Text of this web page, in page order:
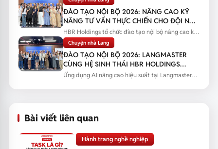
ĐÀO TẠO NỘI BỘ 2026: NÂNG CAO KỸ
NĂNG TƯ VẤN THỰC CHIẾN CHO ĐỘI NGŨ
SALES
HBR Holdings tổ chức đào tạo nội bộ nâng cao kỹ
năng tư vấn thực chiến...
Chuyện nhà Lang
ĐÀO TẠO NỘI BỘ 2026: LANGMASTER
CÙNG HỆ SINH THÁI HBR HOLDINGS
NÂNG CAO NĂNG LỰC ỨNG DỤNG AI
Ứng dụng AI nâng cao hiệu suất tại Langmaster
Bài viết liên quan
Hành trang nghề nghiệp